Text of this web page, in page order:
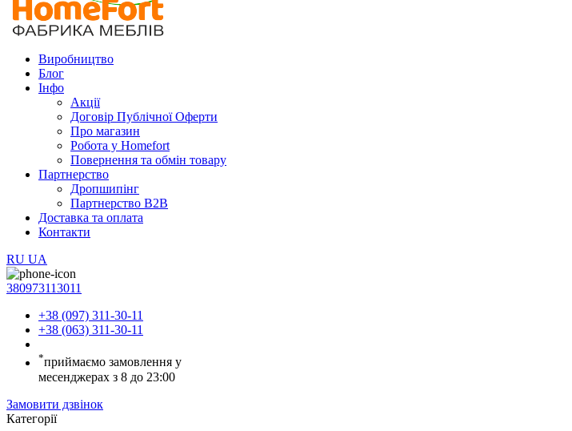
Виробництво
Блог
Інфо
Акції
Договір Публічної Оферти
Про магазин
Робота у Homefort
Повернення та обмін товару
Партнерство
Дропшипінг
Партнерство B2B
Доставка та оплата
Контакти
RU UA
380973113011
+38 (097) 311-30-11
+38 (063) 311-30-11
*приймаємо замовлення у
месенджерах з 8 до 23:00
Замовити дзвінок
Категорії